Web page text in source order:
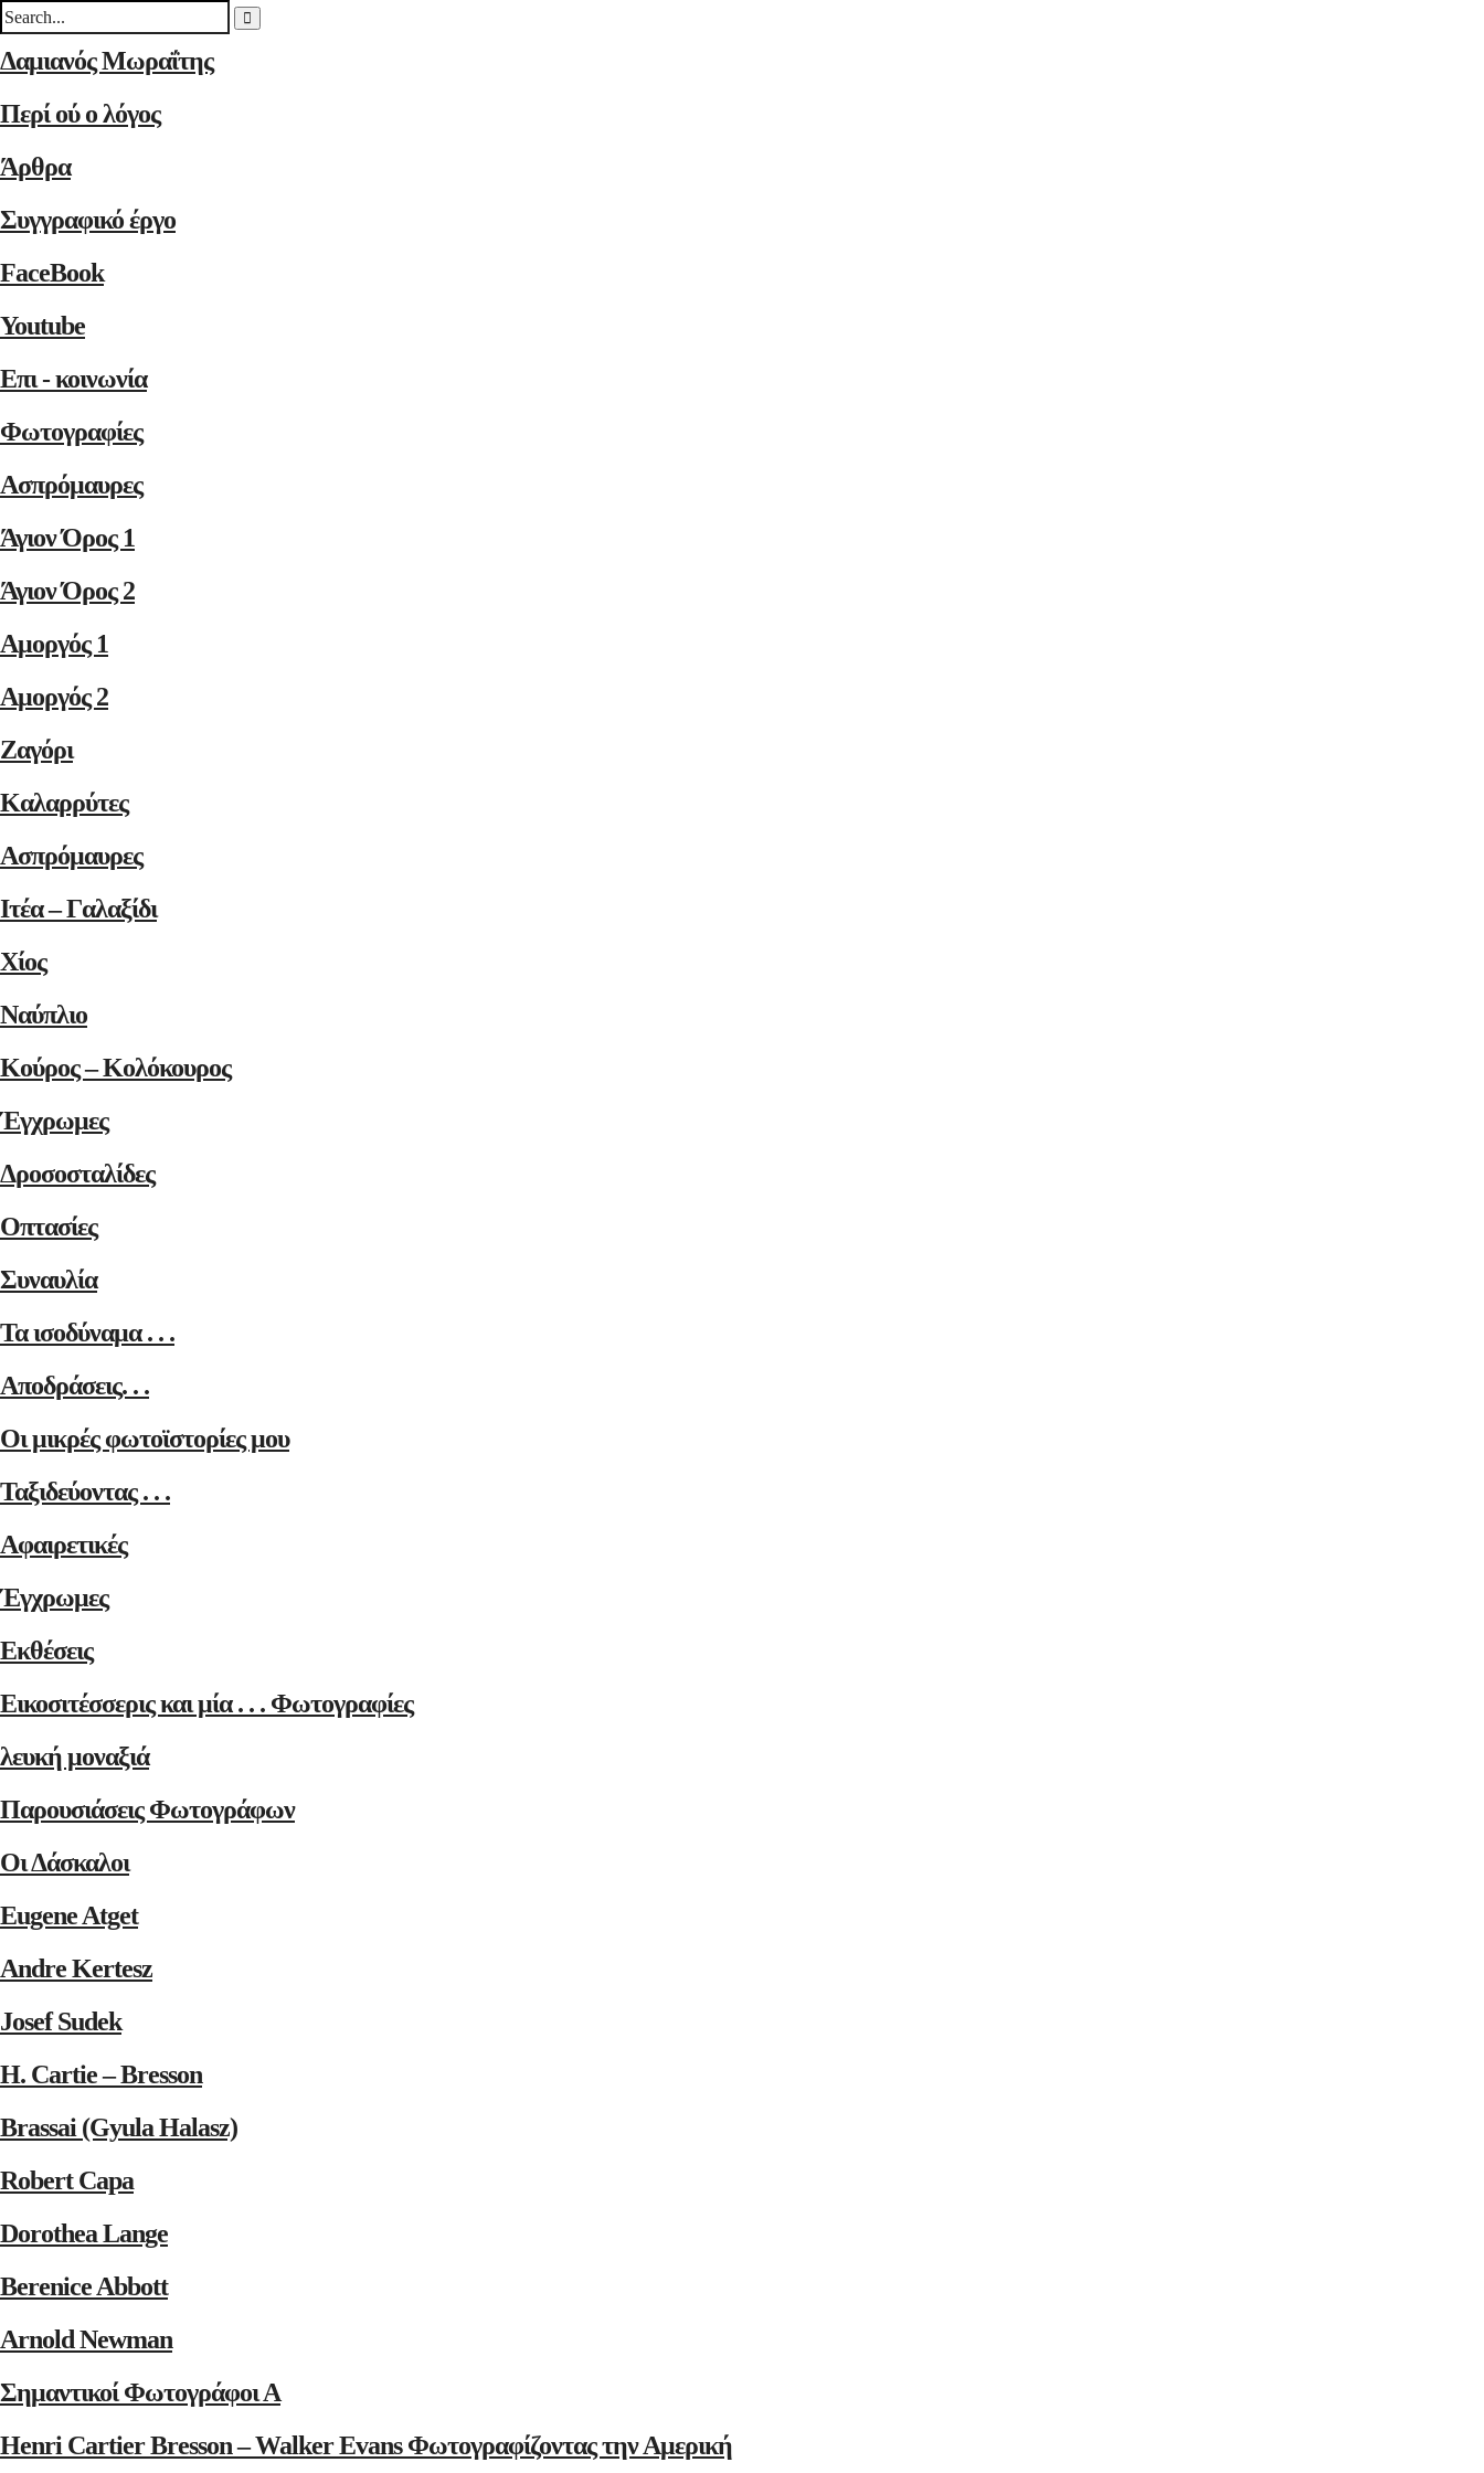
Δαμιανός Μωραΐτης
Περί ού ο λόγος
Άρθρα
Συγγραφικό έργο
FaceBook
Youtube
Επι - κοινωνία
Φωτογραφίες
Ασπρόμαυρες
Άγιον Όρος 1
Άγιον Όρος 2
Αμοργός 1
Αμοργός 2
Ζαγόρι
Καλαρρύτες
Ασπρόμαυρες
Ιτέα – Γαλαξίδι
Χίος
Ναύπλιο
Κούρος – Κολόκουρος
Έγχρωμες
Δροσοσταλίδες
Οπτασίες
Συναυλία
Τα ισοδύναμα . . .
Αποδράσεις. . .
Οι μικρές φωτοϊστορίες μου
Ταξιδεύοντας . . .
Αφαιρετικές
Έγχρωμες
Εκθέσεις
Εικοσιτέσσερις και μία . . . Φωτογραφίες
λευκή μοναξιά
Παρουσιάσεις Φωτογράφων
Οι Δάσκαλοι
Eugene Atget
Andre Kertesz
Josef Sudek
H. Cartie – Bresson
Brassai (Gyula Halasz)
Robert Capa
Dorothea Lange
Berenice Abbott
Arnold Newman
Σημαντικοί Φωτογράφοι Α
Henri Cartier Bresson – Walker Evans Φωτογραφίζοντας την Αμερική